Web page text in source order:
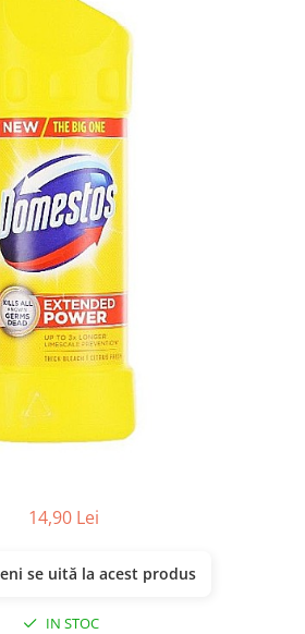
14,90 Lei
se uită la acest produs
IN STOC